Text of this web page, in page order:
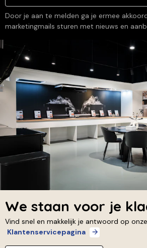
Door je aan te melden ga je ermee
marketingmails sturen met nieuws en
We staan voor je
Vind snel en makkelijk je antwoord op onze
Klantenservicepagina